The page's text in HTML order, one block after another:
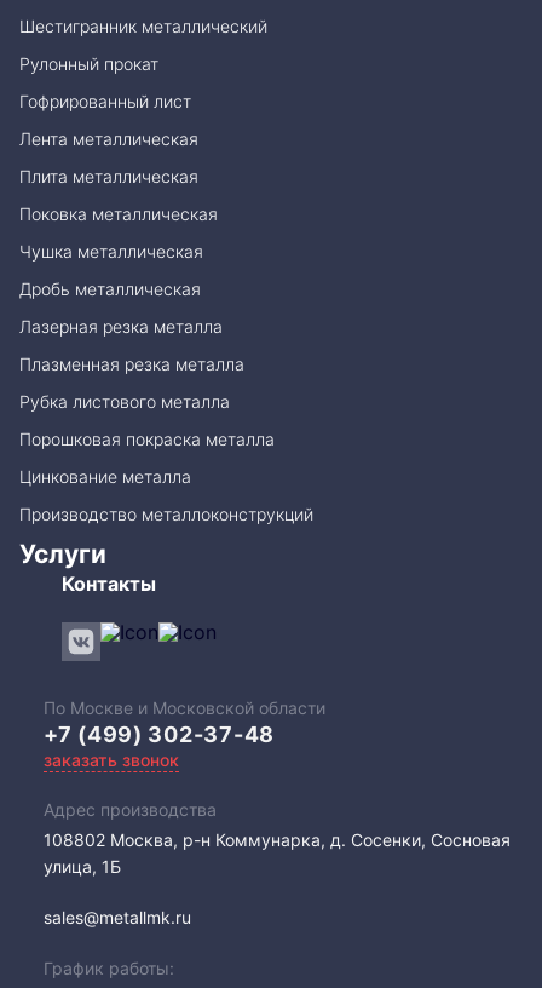
Шестигранник металлический
Рулонный прокат
Гофрированный лист
Лента металлическая
Плита металлическая
Поковка металлическая
Чушка металлическая
Дробь металлическая
Лазерная резка металла
Плазменная резка металла
Рубка листового металла
Порошковая покраска металла
Цинкование металла
Производство металлоконструкций
Услуги
Контакты
По Москве и Московской области
+7 (499) 302-37-48
заказать звонок
Адрес производства
108802​ Москва, р-н Коммунарка, д. Сосенки, Сосновая
улица, 1Б
sales@metallmk.ru
График работы: